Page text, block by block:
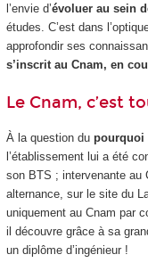
l’envie d’évoluer au sein
études. C’est dans
approfondir ses
s’inscrit au Cnam, en
Le Cnam, c’est
À la question du pourquoi
l’établissement lui a été
son BTS ; intervenante au
alternance, sur le site du
uniquement au Cnam par
il découvre grâce à sa
un diplôme d’ingénieur !